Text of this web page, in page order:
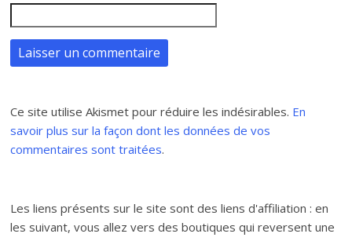
Ce site utilise Akismet pour réduire les indésirables. En
savoir plus sur la façon dont les données de vos
commentaires sont traitées.
Les liens présents sur le site sont des liens d'affiliation : en
les suivant, vous allez vers des boutiques qui reversent une